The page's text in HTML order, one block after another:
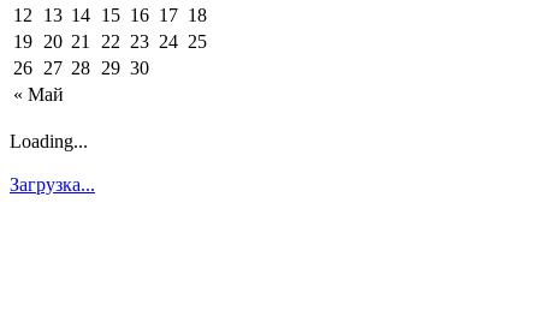
« Май
12
13 14 15 16 17 18
19 20 21 22 23 24 25
26 27 28 29 30
Loading...
Загрузка...